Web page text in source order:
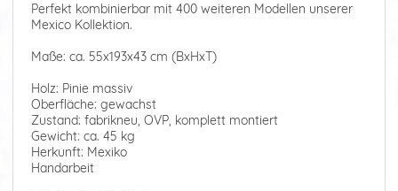
Perfekt kombinierbar mit 400 weiteren Modellen unserer
Mexico Kollektion.
Maße: ca. 55x193x43 cm (BxHxT)
Holz: Pinie massiv
Oberfläche: gewachst
Zustand: fabrikneu, OVP, komplett montiert
Gewicht: ca. 45 kg
Herkunft: Mexiko
Handarbeit